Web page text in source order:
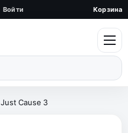
Войти Корзина
Just Cause 3